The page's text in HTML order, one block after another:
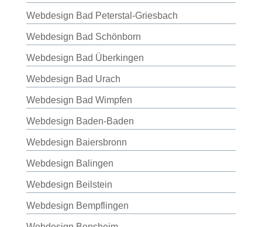
Webdesign Bad Peterstal-Griesbach
Webdesign Bad Schönborn
Webdesign Bad Überkingen
Webdesign Bad Urach
Webdesign Bad Wimpfen
Webdesign Baden-Baden
Webdesign Baiersbronn
Webdesign Balingen
Webdesign Beilstein
Webdesign Bempflingen